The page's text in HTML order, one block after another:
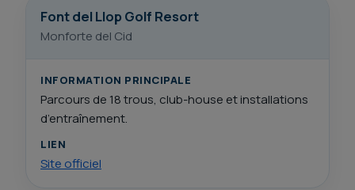
Font del Llop Golf Resort
Monforte del Cid
INFORMATION PRINCIPALE
Parcours de 18 trous, club-house et installations
d’entraînement.
LIEN
Site officiel